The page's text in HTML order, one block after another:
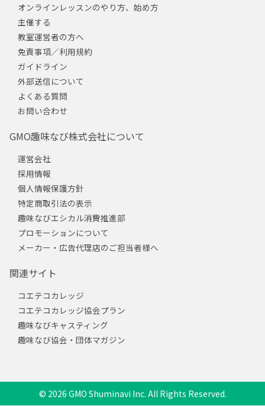
オンラインレッスンのやり方、始め方
主催する
教室運営者の方へ
免責事項／利用規約
ガイドライン
外部送信について
よくある質問
お問い合わせ
GMO趣味なび株式会社について
運営会社
採用情報
個人情報保護方針
特定商取引法の表示
趣味なびエシカル消費推進部
プロモーションについて
メーカー・広告代理店のご担当者様へ
関連サイト
コエテコカレッジ
コエテコカレッジ協会プラン
趣味なびキャスティング
趣味なび協会・団体マガジン
© 2026 GMO Shuminavi Inc. All Rights Reserved.